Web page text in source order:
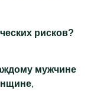
рисков?
мужчине
,